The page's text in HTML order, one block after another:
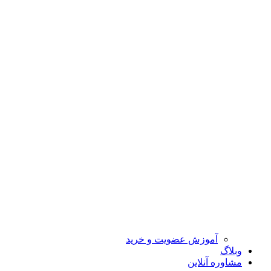
آموزش عضویت و خرید
وبلاگ
مشاوره آنلاین